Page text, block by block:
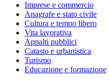
Imprese e commercio
Anagrafe e stato civile
Cultura e tempo libero
Vita lavorativa
Appalti pubblici
Catasto e urbanistica
Turismo
Educazione e formazione